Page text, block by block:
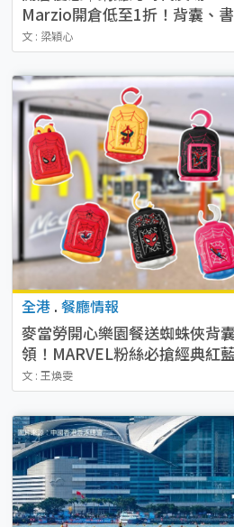
Marzio開倉低至1折！背囊、
文 : 梁穎心
全港 . 餐廳情報
麥當勞開心樂園餐送蜘蛛俠背
領！MARVEL粉絲必搶經典紅
文 : 王煥雯